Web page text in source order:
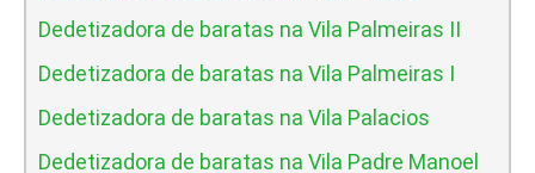
Dedetizadora de baratas na Vila Palmeiras II
Dedetizadora de baratas na Vila Palmeiras I
Dedetizadora de baratas na Vila Palacios
Dedetizadora de baratas na Vila Padre Manoel